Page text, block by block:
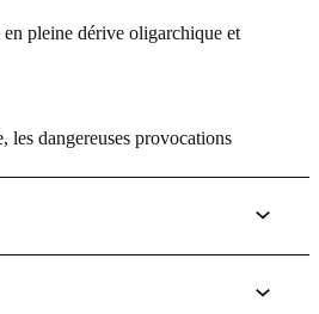
pleine dérive oligarchique et
les dangereuses provocations